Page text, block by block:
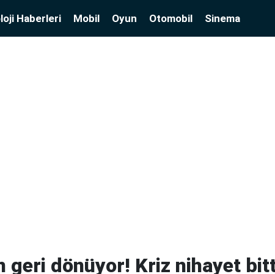
Haberleri Mobil Oyun Otomobil Sinema
geri dönüyor! Kriz nihayet